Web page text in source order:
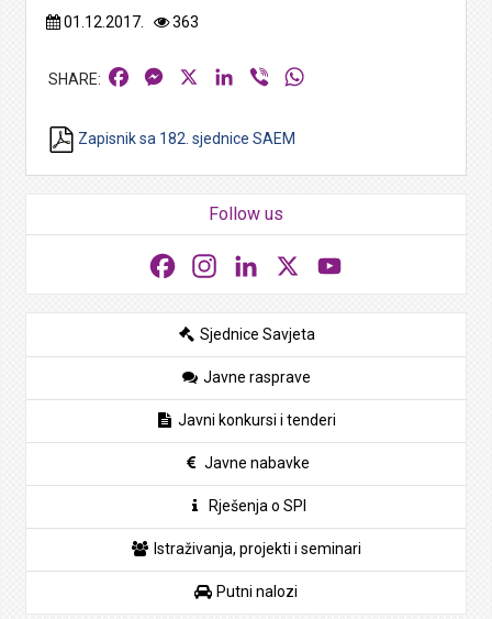
01.12.2017. 363
FacebookMessengerLinkedIn
Viber
Zapisnik sa 182. sjednice SAEM
Follow us
FacebookInstagramLinkedIn
Sjednice Savjeta
Javne rasprave
Javni konkursi i tenderi
Javne nabavke
Rješenja o SPI
Istraživanja, projekti i seminari
Putni nalozi